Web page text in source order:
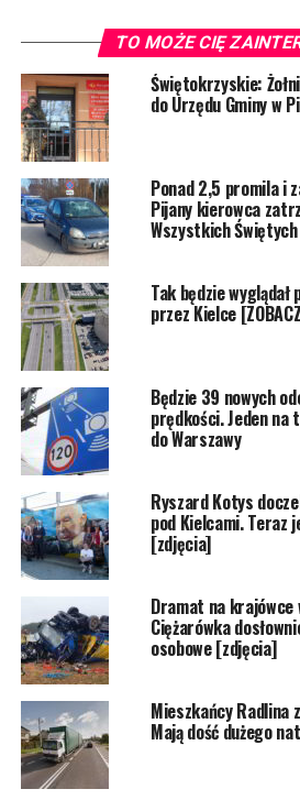
TO MOŻE CIĘ
Świętokrzyskie:
do Urzędu Gminy w
Ponad 2,5 promila i
Pijany kierowca
Wszystkich Świętych
Tak będzie
przez Kielce
Będzie 39 nowych
prędkości. Jeden na
do Warszawy
Ryszard Kotys
pod Kielcami. Teraz
[zdjęcia]
Dramat na
Ciężarówka
osobowe [zdjęcia]
Mieszkańcy Radlina
Mają dość dużego